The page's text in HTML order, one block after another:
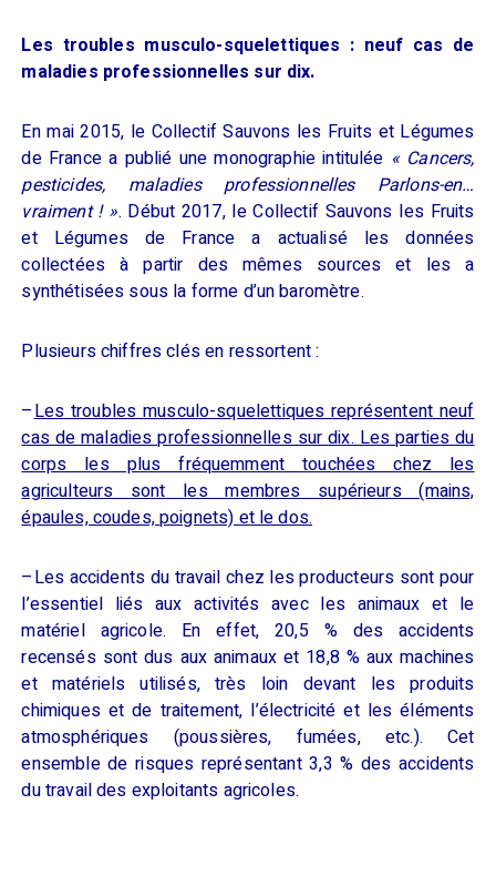
Les troubles musculo-squelettiques : neuf cas de
maladies professionnelles sur dix.
En mai 2015, le Collectif Sauvons les Fruits et Légumes
de Francea publié une monographie intitulée « Cancers,
pesticides, maladies professionnelles Parlons-en…
vraiment ! ». Début 2017, le Collectif Sauvons les Fruits
et Légumes de France a actualisé les données
collectées à partir des mêmes sources et les a
synthétisées sous la forme d’un baromètre.
Plusieurs chiffres clés en ressortent :
–Les troubles musculo-squelettiques représentent neuf
cas de maladies professionnelles sur dix. Les parties du
corps les plus fréquemment touchées chez les
agriculteurs sont les membres supérieurs (mains,
épaules, coudes, poignets) et le dos.
–Les accidents du travail chez les producteurs sont pour
l’essentiel liés aux activités avec les animaux et le
matériel agricole. En effet, 20,5 % des accidents
recensés sont dus aux animaux et 18,8 % aux machines
et matériels utilisés, très loin devant les produits
chimiques et de traitement, l’électricité et les éléments
atmosphériques (poussières, fumées, etc.). Cet
ensemble de risques représentant 3,3 % des accidents
du travail des exploitants agricoles.